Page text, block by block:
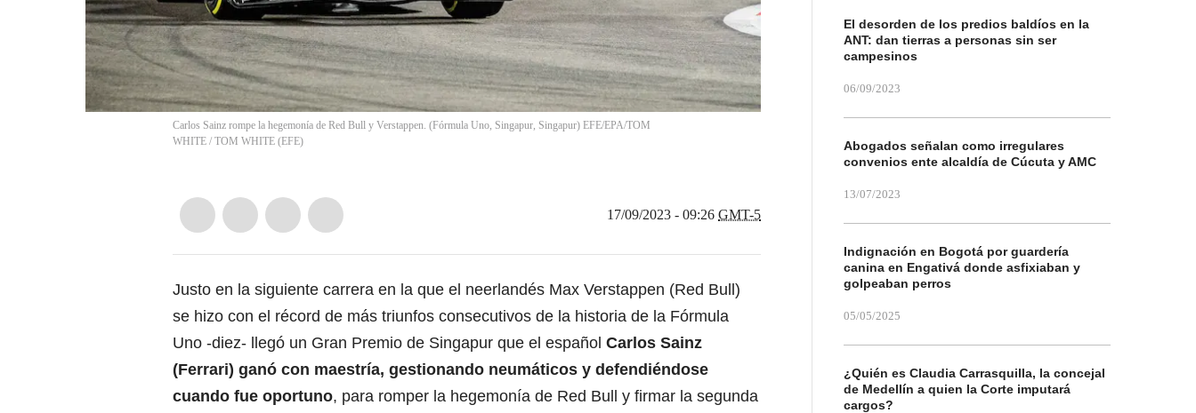
Carlos Sainz rompe la hegemonía de Red Bull y Verstappen. (Fórmula Uno, Singapur, Singapur) EFE/EPA/TOM
WHITE / TOM WHITE (EFE)
17/09/2023 - 09:26 GMT-5
Justo en la siguiente carrera en la que el neerlandés Max Verstappen (Red Bull)
se hizo con el récord de más triunfos consecutivos de la historia de la Fórmula
Uno -diez- llegó un Gran Premio de Singapur que el español Carlos Sainz
(Ferrari) ganó con maestría, gestionando neumáticos y defendiéndose
cuando fue oportuno, para romper la hegemonía de Red Bull y firmar la segunda
El desorden de los predios baldíos en la
ANT: dan tierras a personas sin ser
campesinos
06/09/2023
Abogados señalan como irregulares
convenios ente alcaldía de Cúcuta y AMC
13/07/2023
Indignación en Bogotá por guardería
canina en Engativá donde asfixiaban y
golpeaban perros
05/05/2025
¿Quién es Claudia Carrasquilla, la concejal
de Medellín a quien la Corte imputará
cargos?